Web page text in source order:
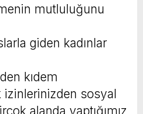
mutluluğunu
giden kadınlar
kıdem
izinlerinizden sosyal
alanda yaptığımız